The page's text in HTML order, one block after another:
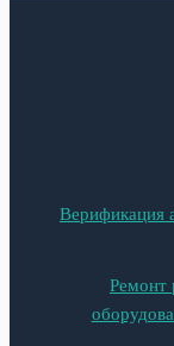
Верификация
Ремонт